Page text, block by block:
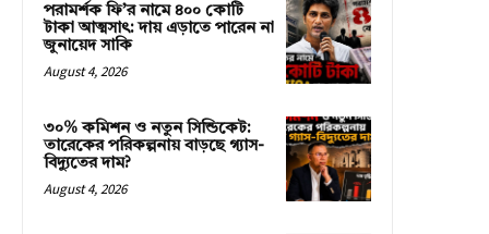
পরামর্শক ফি’র নামে ৪০০ কোটি
টাকা আত্মসাৎ: দায় এড়াতে পারেন না
জুনায়েদ সাকি
August 4, 2026
৩০% কমিশন ও নতুন সিন্ডিকেট:
তারেকের পরিকল্পনায় বাড়ছে গ্যাস-
বিদ্যুতের দাম?
August 4, 2026